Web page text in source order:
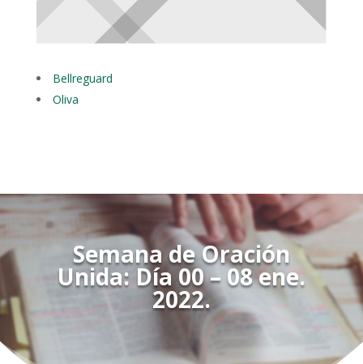
Bellreguard
Oliva
Semana de Oración
Unida: Día 00 – 08 ene.
2022.